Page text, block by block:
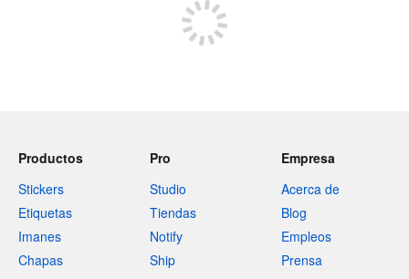
Productos
Stickers
Etiquetas
Imanes
Chapas
Pro
Studio
Tiendas
Notify
Ship
Empresa
Acerca de
Blog
Empleos
Prensa